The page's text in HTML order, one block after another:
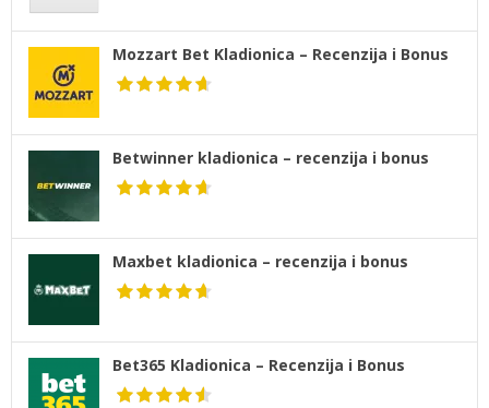
Mozzart Bet Kladionica – Recenzija i Bonus
Betwinner kladionica – recenzija i bonus
Maxbet kladionica – recenzija i bonus
Bet365 Kladionica – Recenzija i Bonus